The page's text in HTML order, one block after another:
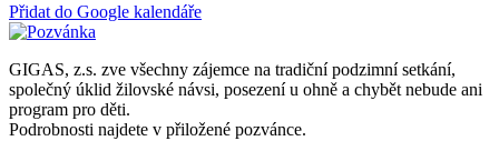
Přidat do Google kalendáře
GIGAS, z.s. zve všechny zájemce na tradiční podzimní setkání,
společný úklid žilovské návsi, posezení u ohně a chybět nebude ani
program pro děti.
Podrobnosti najdete v přiložené pozvánce.